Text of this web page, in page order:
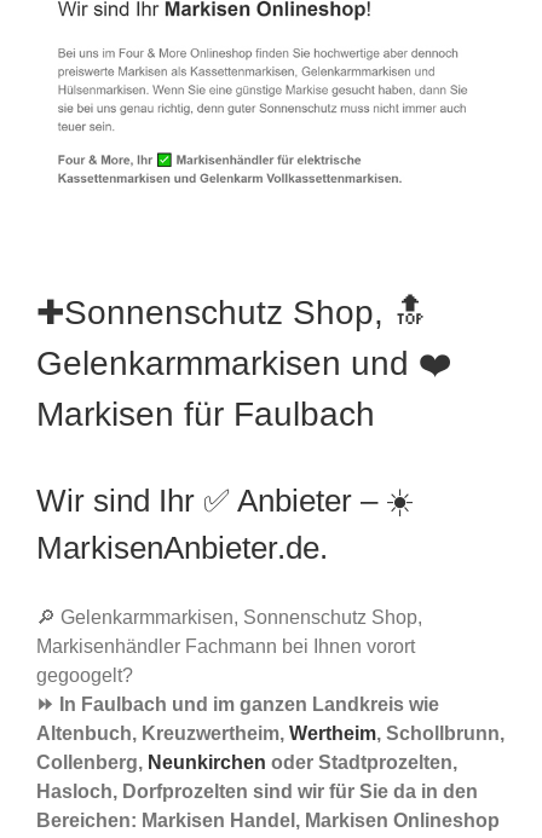
✚Sonnenschutz Shop, 🔝
Gelenkarmmarkisen und ❤️
Markisen für Faulbach
Wir sind Ihr ✅ Anbieter – ☀️
MarkisenAnbieter.de.
🔎 Gelenkarmmarkisen, Sonnenschutz Shop,
Markisenhändler Fachmann bei Ihnen vorort
gegoogelt?
⏩ In Faulbach und im ganzen Landkreis wie
Altenbuch, Kreuzwertheim, Wertheim, Schollbrunn,
Collenberg, Neunkirchen oder Stadtprozelten,
Hasloch, Dorfprozelten sind wir für Sie da in den
Bereichen: Markisen Handel, Markisen Onlineshop